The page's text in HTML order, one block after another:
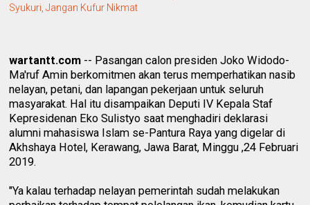
Syukuri, Jangan Kufur Nikmat
wartantt.com -- Pasangan calon presiden Joko Widodo-
Ma'ruf Amin berkomitmen akan terus memperhatikan nasib
nelayan, petani, dan lapangan pekerjaan untuk seluruh
masyarakat. Hal itu disampaikan Deputi IV Kepala Staf
Kepresidenan Eko Sulistyo saat menghadiri deklarasi
alumni mahasiswa Islam se-Pantura Raya yang digelar di
Akhshaya Hotel, Kerawang, Jawa Barat, Minggu ,24 Februari
2019.
"Ya kalau terhadap nelayan pemerintah sudah melakukan